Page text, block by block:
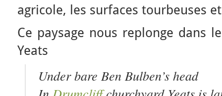
agricole, les surfaces tourbeuses
Ce paysage nous replonge dans
Yeats
Under bare Ben Bulben’s head